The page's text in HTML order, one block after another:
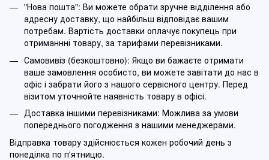
"Нова пошта": Ви можете обрати зручне відділення або
адресну доставку, що найбільш відповідає вашим
потребам. Вартість доставки оплачує покупець при
отриманнні товару, за тарифами перевізниками.
Самовивіз (безкоштовно): Якщо ви бажаєте отримати
ваше замовлення особисто, ви можете завітати до нас в
офіс і забрати його з нашого сервісного центру. Перед
візитом уточнюйте наявність товару в офісі.
Доставка іншими перевізниками: Можлива за умови
попереднього погодження з нашими менеджерами.
Відправка товару здійснюється кожен робочий день з
понеділка по п'ятницю.